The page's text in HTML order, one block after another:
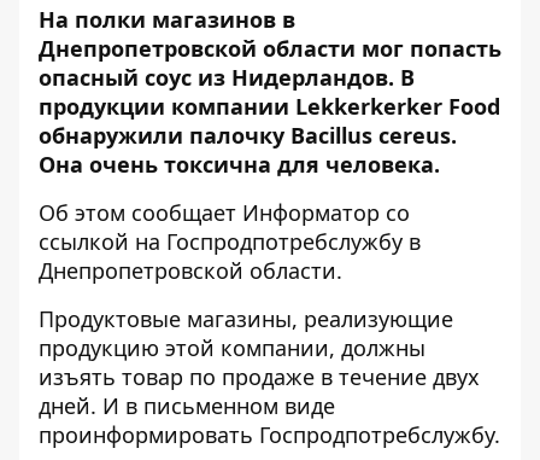
На полки магазинов в
Днепропетровской области мог попасть
опасный соус из Нидерландов. В
продукции компании Lekkerkerker Food
обнаружили палочку Bacillus cereus.
Она очень токсична для человека.
Об этом сообщает Информатор со
ссылкой на Госпродпотребслужбу в
Днепропетровской области.
Продуктовые магазины, реализующие
продукцию этой компании, должны
изъять товар по продаже в течение двух
дней. И в письменном виде
проинформировать Госпродпотребслужбу.